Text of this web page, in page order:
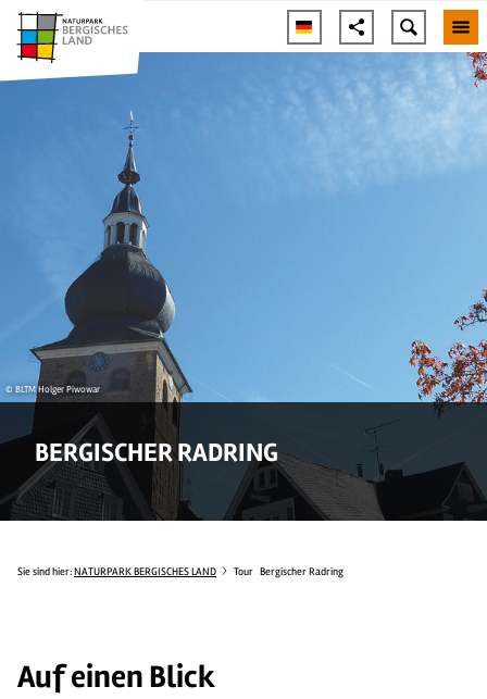
© BLTM Holger Piwowar
BERGISCHER RADRING
Sie sind hier:NATURPARK BERGISCHES LAND Tour Bergischer Radring
Auf einen Blick